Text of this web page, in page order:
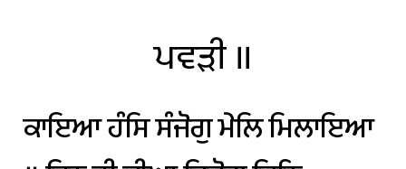
ਪਵੜੀ॥
ਕਾਇਆਹੰਸਿਸੰਜੋਗੁਮੇਲਿਮਿਲਾਇਆ